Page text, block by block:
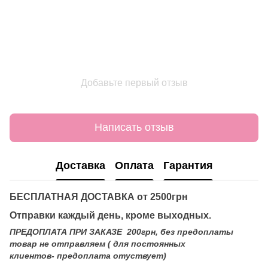
Добавьте первый отзыв
Написать отзыв
Доставка Оплата Гарантия
БЕСПЛАТНАЯ ДОСТАВКА от 2500грн
Отправки каждый день, кроме выходных.
ПРЕДОПЛАТА ПРИ ЗАКАЗЕ 200грн, без предоплаты
товар не отправляем ( для постоянных
клиентов- предоплата отуствует)